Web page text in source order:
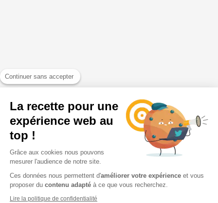
Continuer sans accepter
La recette pour une
expérience web au
top !
Grâce aux cookies nous pouvons
mesurer l'audience de notre site.
Ces données nous permettent d'améliorer votre expérience et vous
proposer du contenu adapté à ce que vous recherchez.
Lire la politique de confidentialité